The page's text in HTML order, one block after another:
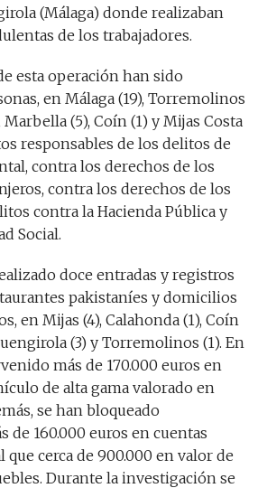
(Málaga) donde realizaban
de los trabajadores.
esta operación han sido
en Málaga (19), Torremolinos
Marbella (5), Coín (1) y Mijas Costa
responsables de los delitos de
contra los derechos de los
contra los derechos de los
contra la Hacienda Pública y
Social.
doce entradas y registros
pakistaníes y domicilios
en Mijas (4), Calahonda (1), Coín
(3) y Torremolinos (1). En
más de 170.000 euros en
de alta gama valorado en
se han bloqueado
de 160.000 euros en cuentas
cerca de 900.000 en valor de
Durante la investigación se